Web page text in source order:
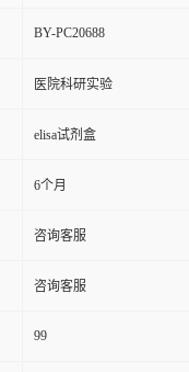
BY-PC20688
医院科研实验
elisa试剂盒
6个月
咨询客服
咨询客服
99